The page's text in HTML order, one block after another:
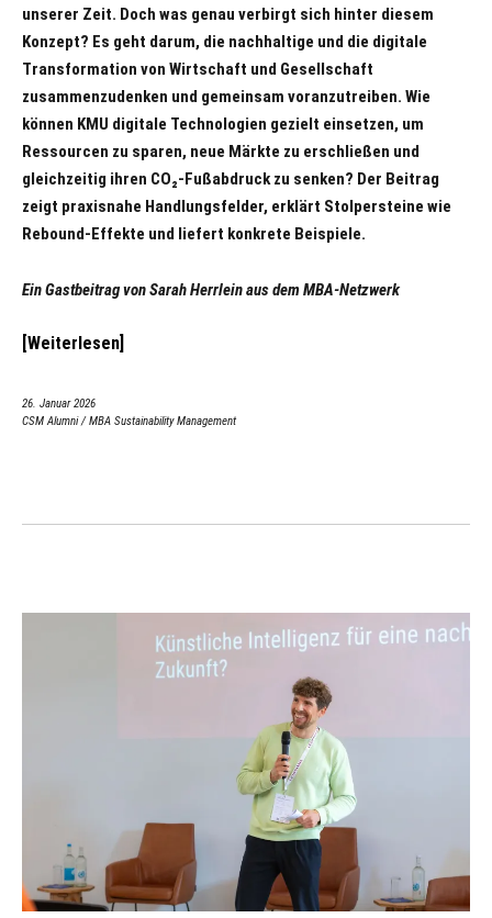
unserer Zeit. Doch was genau verbirgt sich hinter diesem
Konzept? Es geht darum, die nachhaltige und die digitale
Transformation von Wirtschaft und Gesellschaft
zusammenzudenken und gemeinsam voranzutreiben. Wie
können KMU digitale Technologien gezielt einsetzen, um
Ressourcen zu sparen, neue Märkte zu erschließen und
gleichzeitig ihren CO₂‑Fußabdruck zu senken? Der Beitrag
zeigt praxisnahe Handlungsfelder, erklärt Stolpersteine wie
Rebound‑Effekte und liefert konkrete Beispiele.
Ein Gastbeitrag von Sarah Herrleinaus dem MBA-Netzwerk
Weiterlesen
26. Januar 2026
CSM Alumni/MBA Sustainability Management